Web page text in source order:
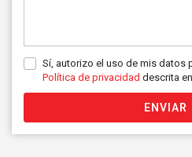
Sí, autorizo el uso de mis datos
Política de privacidad descrita
ENVIAR